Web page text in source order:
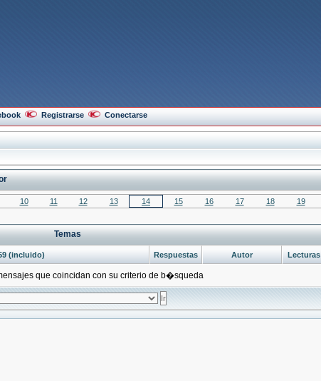
Registrarse Conectarse
10 11 12 13 14 15 16 17 18 19
Temas
(incluido) Respuestas Autor Lecturas
que coincidan con su criterio de b�squeda